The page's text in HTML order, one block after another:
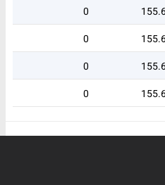
0
0
0
0